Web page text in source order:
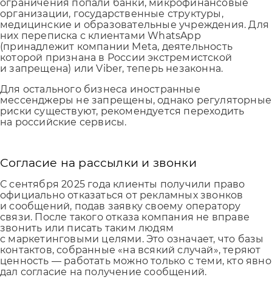
ограничения попали банки, микрофинансовые
организации, государственные структуры,
медицинские и образовательные учреждения. Для
них переписка с клиентами WhatsApp
(принадлежит компании Meta, деятельность
которой признана в России экстремистской
и запрещена) или Viber, теперь незаконна.
Для остального бизнеса иностранные
мессенджеры не запрещены, однако регуляторные
риски существуют, рекомендуется переходить
на российские сервисы.
Согласие на рассылки и звонки
С сентября 2025 года клиенты получили право
официально отказаться от рекламных звонков
и сообщений, подав заявку своему оператору
связи. После такого отказа компания не вправе
звонить или писать таким людям
с маркетинговыми целями. Это означает, что базы
контактов, собранные «на всякий случай», теряют
ценность — работать можно только с теми, кто явно
дал согласие на получение сообщений.